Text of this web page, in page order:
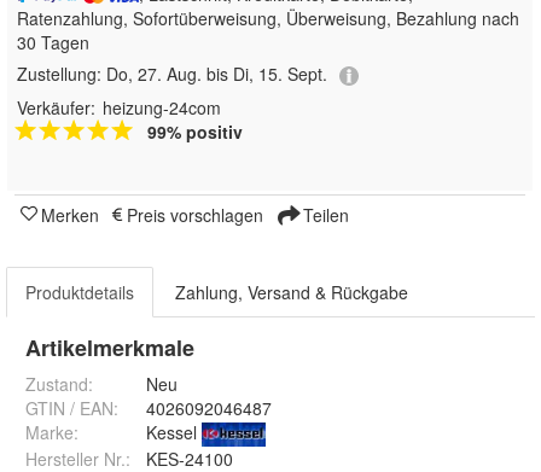
Ratenzahlung, Sofortüberweisung, Überweisung, Bezahlung nach
30 Tagen
Zustellung: Do, 27. Aug. bis Di, 15. Sept.
Verkäufer: heizung-24com
99% positiv
Merken Preis vorschlagen Teilen
Produktdetails Zahlung, Versand & Rückgabe
Artikelmerkmale
Zustand:
Neu
GTIN / EAN:
4026092046487
Marke:
Kessel
Hersteller Nr.:
KES-24100